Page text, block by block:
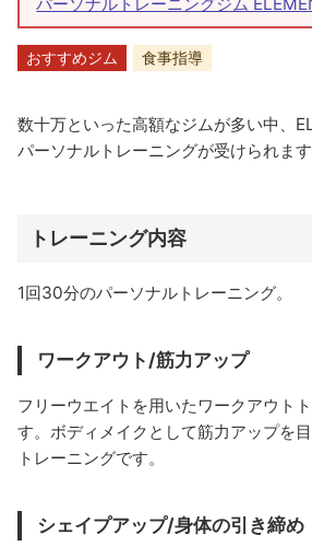
おすすめジム 食事指導
数十万といった高額なジムが多い中、
パーソナルトレーニングが受けられます
トレーニング内容
1回30分のパーソナルトレーニング。
ワークアウト/筋力アップ
フリーウエイトを用いたワークアウト
す。ボディメイクとして筋力アップを
トレーニングです。
シェイプアップ/身体の引き締め